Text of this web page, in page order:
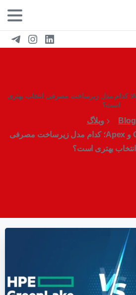
مقایسه GreenLake و Apex؛ کدام مدل زیرساخت مصرفی انتخاب بهتری
است؟
Blog
وبلاگ
مقایسه GreenLake و Apex؛ کدام مدل زیرساخت مصرفی
انتخاب بهتری است؟